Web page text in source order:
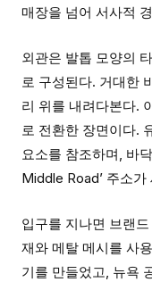
매장을 넘어 서사적
외관은 발톱 모양의
로 구성된다. 거대한
리 위를 내려다본다.
로 전환한 장면이다.
요소를 참조하며, 바
Middle Road’ 주소가
입구를 지나면 브랜
재와 메탈 메시를 사
기를 만들었고, 뉴욕